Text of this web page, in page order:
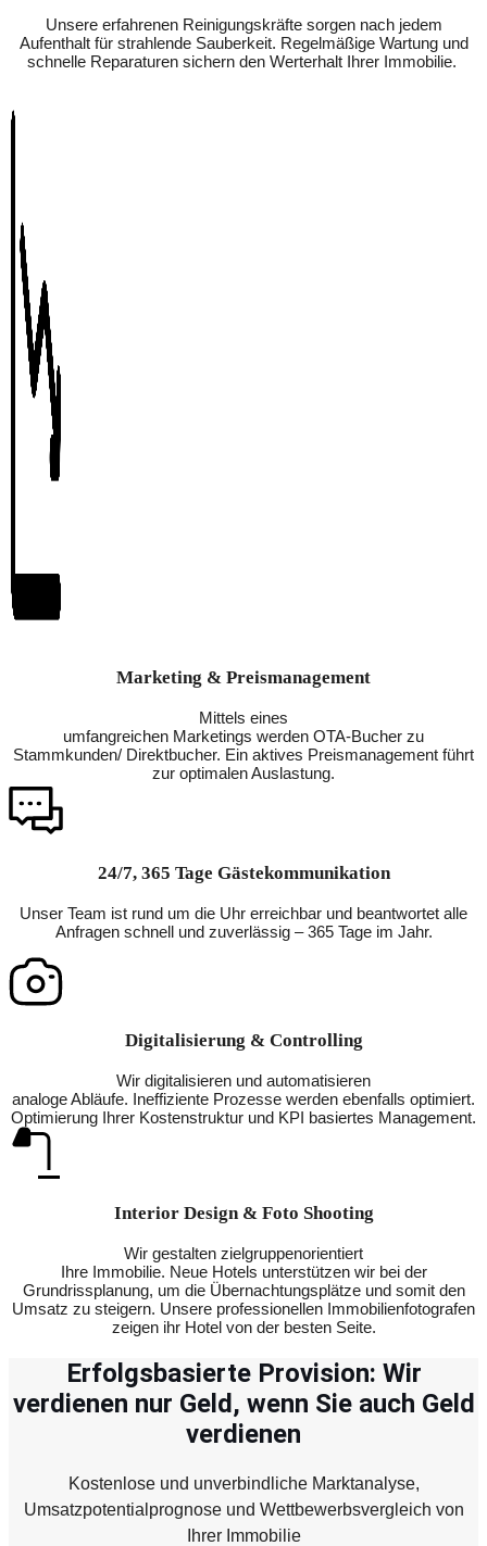
Unsere erfahrenen Reinigungskräfte sorgen nach jedem
Aufenthalt für strahlende Sauberkeit. Regelmäßige Wartung und
schnelle Reparaturen sichern den Werterhalt Ihrer Immobilie.
Marketing & Preismanagement
Mittels eines
umfangreichen Marketings werden OTA-Bucher zu
Stammkunden/ Direktbucher. Ein aktives Preismanagement führt
zur optimalen Auslastung.
24/7, 365 Tage Gästekommunikation
Unser Team ist rund um die Uhr erreichbar und beantwortet alle
Anfragen schnell und zuverlässig – 365 Tage im Jahr.
Digitalisierung & Controlling
Wir digitalisieren und automatisieren
analoge Abläufe. Ineffiziente Prozesse werden ebenfalls optimiert.
Optimierung Ihrer Kostenstruktur und KPI basiertes Management.
Interior Design & Foto Shooting
Wir gestalten zielgruppenorientiert
Ihre Immobilie. Neue Hotels unterstützen wir bei der
Grundrissplanung, um die Übernachtungsplätze und somit den
Umsatz zu steigern. Unsere professionellen Immobilienfotografen
zeigen ihr Hotel von der besten Seite.
Erfolgsbasierte Provision: Wir
verdienen nur Geld, wenn Sie auch Geld
verdienen
Kostenlose und unverbindliche Marktanalyse,
Umsatzpotentialprognose und Wettbewerbsvergleich von
Ihrer Immobilie